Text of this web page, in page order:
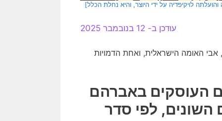
לויקיפדיה על ידי היוצר, והיא נחלת הכלל]
עודכן ב- 12 בנובמבר 2025
האומה הישראלית, ואחת הדמויות
העוסקים באברהם
השונים, לפי סדר